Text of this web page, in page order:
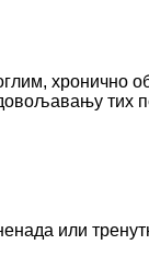
хронично
тих
или